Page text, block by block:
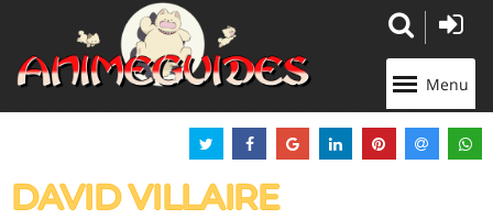
Menu
DAVID VILLAIRE
Panneau de gestion des cookies